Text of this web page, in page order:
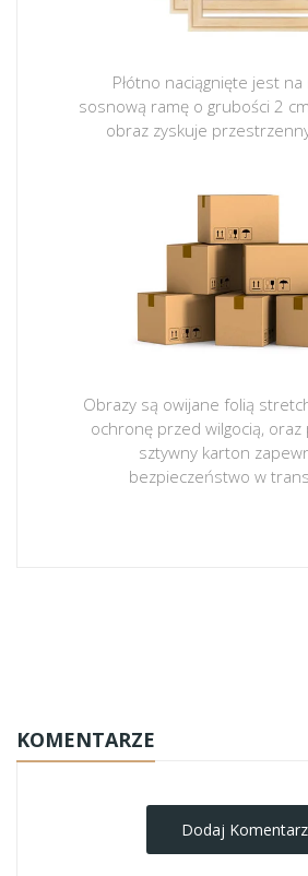
Płótno naciągnięte jest
sosnową ramę o grubości 2
obraz zyskuje
Obrazy są owijane folią
ochronę przed wilgocią, oraz
sztywny karton
bezpieczeństwo w
KOMENTARZE
Dodaj Komentarz